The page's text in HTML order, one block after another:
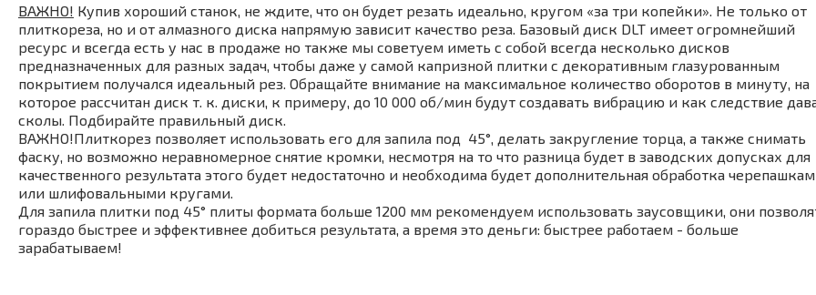
ВАЖНО! Купив хороший станок, не ждите, что он будет резать идеально, кругом «за три копейки». Не только от
плиткореза, но и от алмазного диска напрямую зависит качество реза. Базовый диск DLT имеет огромнейший
ресурс и всегда есть у нас в продаже но также мы советуем иметь с собой всегда несколько дисков
предназначенных для разных задач, чтобы даже у самой капризной плитки с декоративным глазурованным
покрытием получался идеальный рез. Обращайте внимание на максимальное количество оборотов в минуту, на
которое рассчитан диск т. к. диски, к примеру, до 10 000 об/мин будут создавать вибрацию и как следствие
сколы. Подбирайте правильный диск.
ВАЖНО!Плиткорез позволяет использовать его для запила под 45°, делать закругление торца, а также снимать
фаску, но возможно неравномерное снятие кромки, несмотря на то что разница будет в заводских допусках для
качественного результата этого будет недостаточно и необходима будет дополнительная обработка
или шлифовальными кругами.
Для запила плитки под 45° плиты формата больше 1200 мм рекомендуем использовать заусовщики, они
гораздо быстрее и эффективнее добиться результата, а время это деньги: быстрее работаем - больше
зарабатываем!